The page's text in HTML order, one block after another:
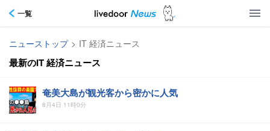
一覧
ニューストップ > IT 経済ニュース
最新のIT 経済ニュース
奄美大島が観光客から密かに人気
8月4日 11時0分